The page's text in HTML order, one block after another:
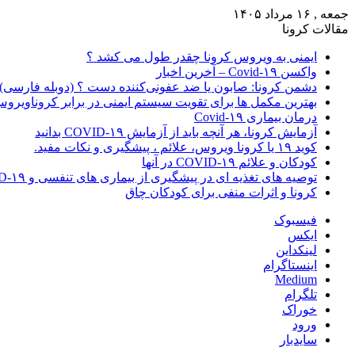
جمعه , ۱۶ مرداد ۱۴۰۵
مقالات کرونا
ایمنی به ویروس کرونا چقدر طول می کشد ؟
واکسن Covid-۱۹ – آخرین اخبار
دشمن کرونا: صابون یا ضد عفونی‌کننده دست ؟ (دوبله فارسی)
بهترین مکمل ها برای تقویت سیستم ایمنی در برابر
درمان بیماری Covid-۱۹
آزمایش کرونا، هر آنچه باید از آزمایش COVID-۱۹ بدانید
کوید ۱۹ یا کرونا ویروس، علائم ، پیشگیری و نکات مفید.
کودکان و علائم COVID-۱۹ در آنها
توصیه های تغذیه ای در پیشگیری از بیماری های تنفسی و COVID-۱۹
کرونا و اثرات منفی برای کودکان چاق
فیسبوک
ایکس
لینکداین
اینستاگرام
Medium
تلگرام
خوراک
ورود
سایدبار